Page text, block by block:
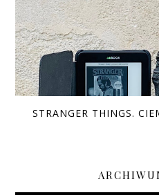
STRANGER THINGS.